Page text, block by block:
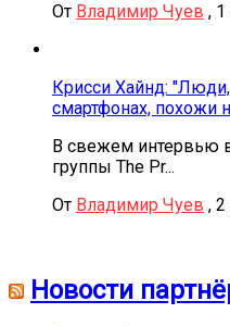
От Владимир Чуев , 1
Крисси Хайнд:
смартфонах, похожи
В свежем интервью
группы The Pr...
От Владимир Чуев , 2
Новости